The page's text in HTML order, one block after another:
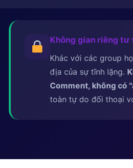
Không gian riêng
Khác với các group
địa của sự tĩnh lặng.
Comment, không có
toàn tự do đối thoại